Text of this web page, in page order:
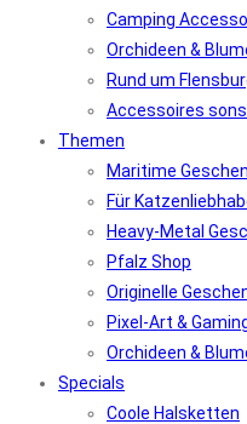
Camping
Orchideen &
Rund um
Accessoires
Themen
Maritime
Für
Heavy-Metal
Pfalz Shop
Originelle
Pixel-Art &
Orchideen &
Specials
Coole Halsketten